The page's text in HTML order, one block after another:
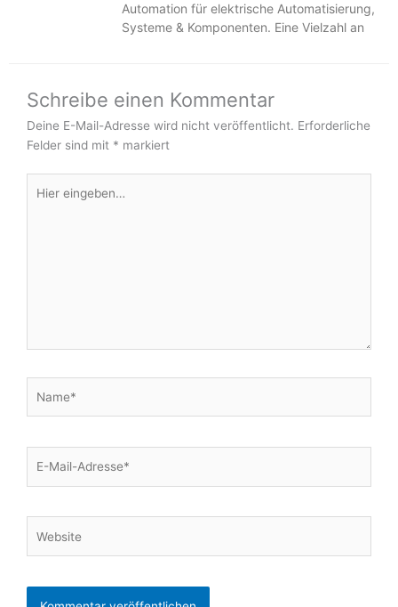
Automation für elektrische Automatisierung,
Systeme & Komponenten. Eine Vielzahl an
Schreibe einen Kommentar
Deine E-Mail-Adresse wird nicht veröffentlicht. Erforderliche
Felder sind mit * markiert
eingeben…
Mail-